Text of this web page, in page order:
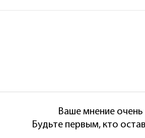
Ваше мнение
Будьте первым, кто